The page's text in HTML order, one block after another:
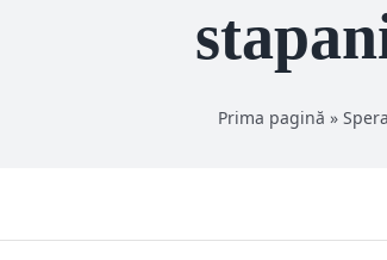
Prima pagină »